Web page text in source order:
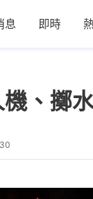
息 即時
機、